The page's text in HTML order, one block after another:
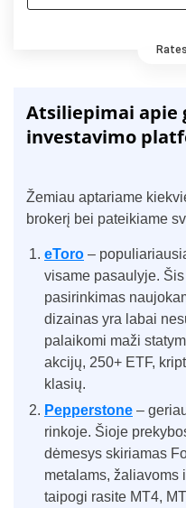
Atsiliepimai apie
investavimo
Žemiau aptariame
brokerį bei pateikiame
eToro –
visame pasaulyje.
pasirinkimas
dizainas yra labai
palaikomi maži
akcijų, 250+ ETF,
klasių.
Pepperstone –
rinkoje. Šioje
dėmesys skiriamas
metalams, žaliavoms
taipogi rasite MT4,